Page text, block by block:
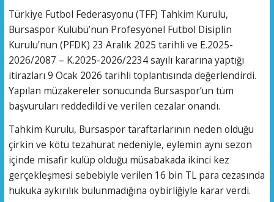
Türkiye Futbol Federasyonu (TFF) Tahkim Kurulu,
Bursaspor Kulübü’nün Profesyonel Futbol Disiplin
Kurulu’nun (PFDK) 23 Aralık 2025 tarihli ve E.2025-
2026/2087 – K.2025-2026/2234 sayılı kararına yaptığı
itirazları 9 Ocak 2026 tarihli toplantısında değerlendirdi.
Yapılan müzakereler sonucunda Bursaspor’un tüm
başvuruları reddedildi ve verilen cezalar onandı.
Tahkim Kurulu, Bursaspor taraftarlarının neden olduğu
çirkin ve kötü tezahürat nedeniyle, eylemin aynı sezon
içinde misafir kulüp olduğu müsabakada ikinci kez
gerçekleşmesi sebebiyle verilen 16 bin TL para cezasında
hukuka aykırılık bulunmadığına oybirliğiyle karar verdi.